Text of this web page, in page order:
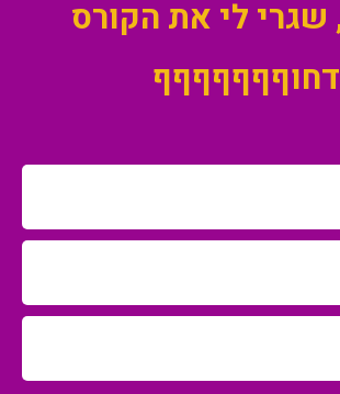
שגרי לי את הקורס
דחוףףףףףףף